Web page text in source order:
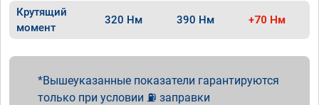
Крутящий
момент
320 Нм 390 Нм +70 Нм
Вышеуказанные показатели гарантируются
только при условии ⛽ заправки